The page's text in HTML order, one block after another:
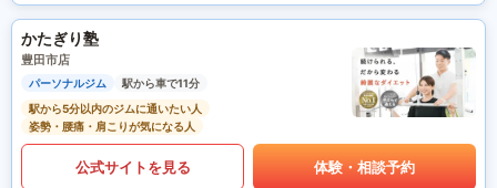
かたぎり塾
豊田市店
パーソナルジム
駅から車で11分
駅から5分以内のジムに通いたい人
姿勢・腰痛・肩こりが気になる人
公式サイトを見る 体験・相談予約